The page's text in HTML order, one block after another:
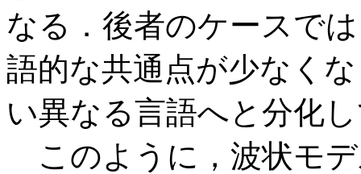
なる．後者のケースで
語的な共通点が少なく
い異なる言語へと分化
このように，波状モ